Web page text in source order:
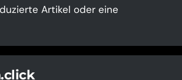
Artikel oder eine